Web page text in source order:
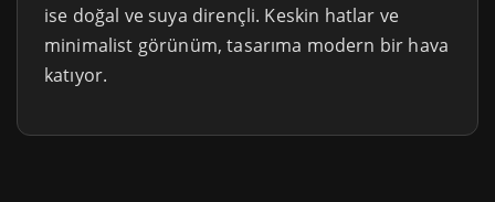
ise doğal ve suya dirençli. Keskin hatlar ve
minimalist görünüm, tasarıma modern bir hava
katıyor.